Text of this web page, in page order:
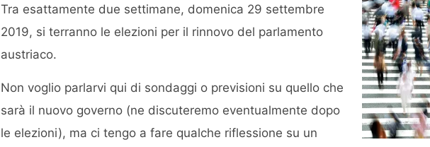
Tra esattamente due settimane, domenica 29 settembre
2019, si terranno le elezioni per il rinnovo del parlamento
austriaco.
Non voglio parlarvi qui di sondaggi o previsioni su quello che
sarà il nuovo governo (ne discuteremo eventualmente dopo
le elezioni), ma ci tengo a fare qualche riflessione su un